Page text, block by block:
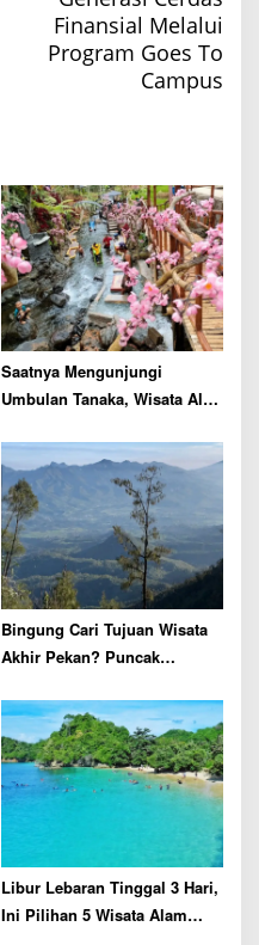
Finansial Melalui
Program Goes To
Campus
Saatnya Mengunjungi
Umbulan Tanaka, Wisata Ala
Bingung Cari Tujuan Wisata
Akhir Pekan? Puncak
Libur Lebaran Tinggal 3 Hari,
Ini Pilihan 5 Wisata Alam